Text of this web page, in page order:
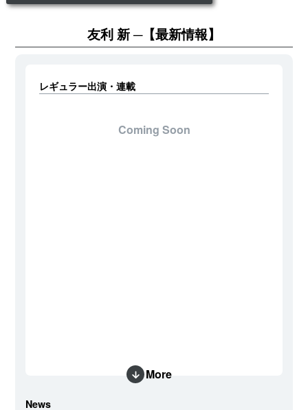
友利 新 【最新情報】
レギュラー出演・連載
Coming Soon
More
News